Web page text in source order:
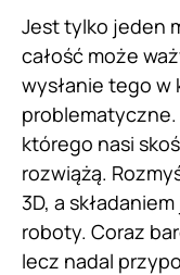
Jest tylko jeden
całość może
wysłanie tego w
problematyczne.
którego nasi
rozwiążą.
3D, a
roboty. Coraz
lecz nadal